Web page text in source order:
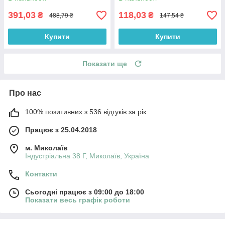
391,03 ₴ 488,79 ₴
Купити
лежачих хворих
118,03 ₴ 147,54 ₴
Купити
Показати ще
Про нас
100% позитивних з 536 відгуків за рік
Працює з 25.04.2018
м. Миколаїв
Індустріальна 38 Г, Миколаїв, Україна
Контакти
Сьогодні працює з 09:00 до 18:00
Показати весь графік роботи